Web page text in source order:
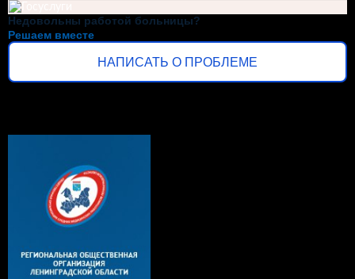
Решаем вместе
Недовольны работой больницы?
НАПИСАТЬ О ПРОБЛЕМЕ